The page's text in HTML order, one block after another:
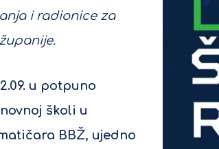
i radionice za
u potpuno
školi u
BBŽ, ujedno